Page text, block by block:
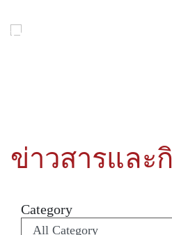
ข่าวสารและ
Category